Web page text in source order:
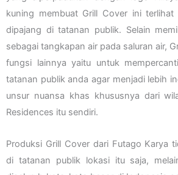
kuning membuat Grill Cover ini
dipajang di tatanan publik. Selain
sebagai tangkapan air pada saluran air,
fungsi lainnya yaitu untuk
tatanan publik anda agar menjadi lebih
unsur nuansa khas khususnya dari
Residences itu sendiri.
Produksi Grill Cover dari Futago Karya
di tatanan publik lokasi itu saja,